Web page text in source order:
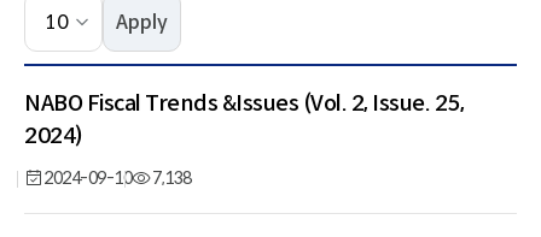
건
선
택
Apply
Title,
Date,
Views,
File
로
NABO Fiscal Trends &Issues (Vol. 2, Issue. 25,
2024)
2024-09-10 7,138